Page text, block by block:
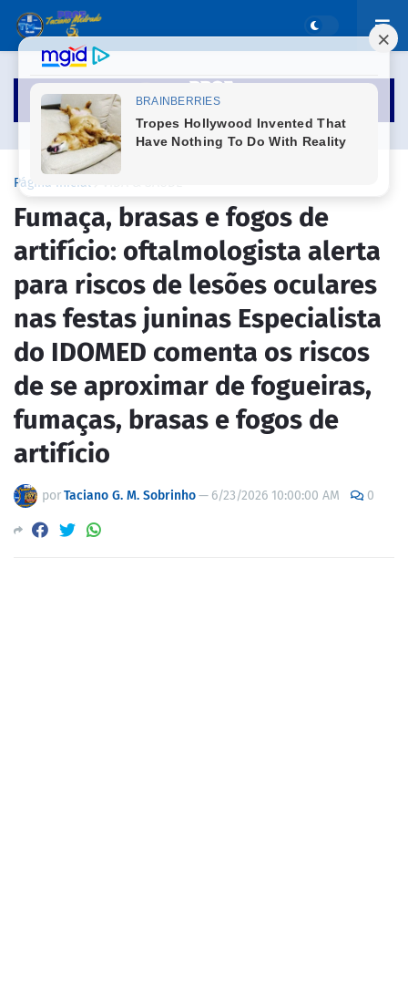
Página inicial
Fumaça, brasas e fogos de
artifício: oftalmologista alerta
para riscos de lesões oculares
nas festas juninas Especialista
do IDOMED comenta os riscos
de se aproximar de fogueiras,
fumaças, brasas e fogos de
artifício
porTaciano G. M. Sobrinho— 6/23/2026 10:00:00 AM 0